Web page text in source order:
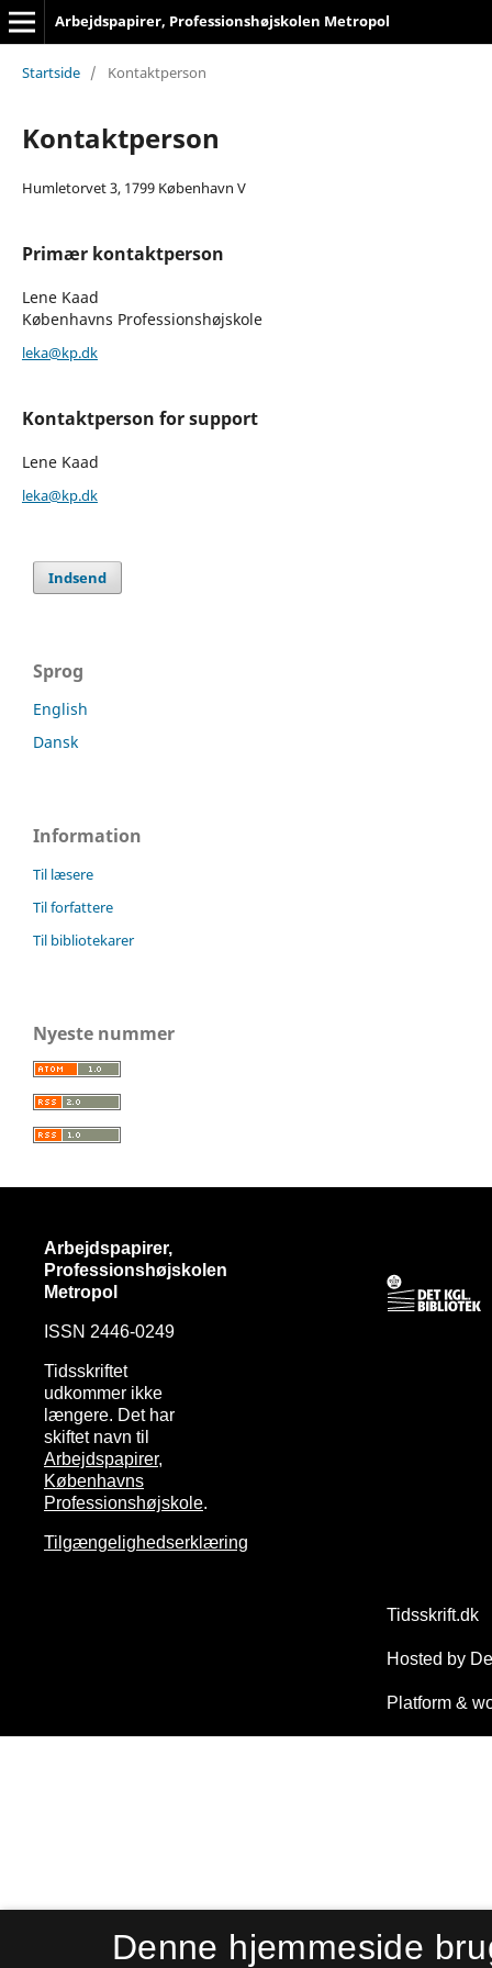
Arbejdspapirer, Professionshøjskolen Metropol
Startside / Kontaktperson
Kontaktperson
Humletorvet 3, 1799 København V
Primær kontaktperson
Lene Kaad
Københavns Professionshøjskole
leka@kp.dk
Kontaktperson for support
Lene Kaad
leka@kp.dk
Indsend
Sprog
English
Dansk
Information
Til læsere
Til forfattere
Til bibliotekarer
Nyeste nummer
Arbejdspapirer,
Professionshøjskolen
Metropol
ISSN 2446-0249
Tidsskriftet
udkommer ikke
længere. Det har
skiftet navn til
Arbejdspapirer,
Københavns
Professionshøjskole.
Tilgængelighedserklæring
Denne hjemmeside